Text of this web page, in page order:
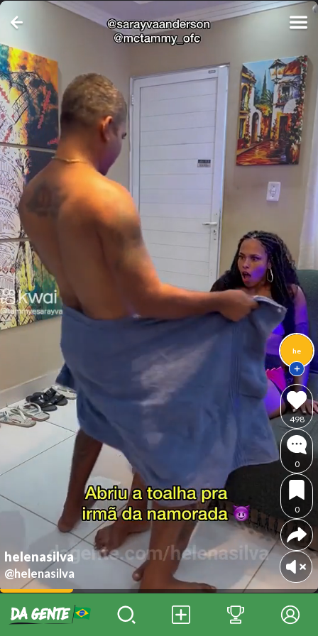
helenasilva
@helenasilva
he
498
0
0